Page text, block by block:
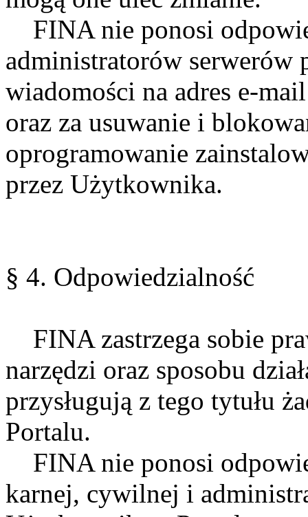
FINA nie ponosi
administratorów serwerów
wiadomości na adres e-
oraz za usuwanie i
oprogramowanie
przez Użytkownika.
§ 4. Odpowiedzialność
FINA zastrzega sobie
narzędzi oraz sposobu
przysługują z tego tytułu
Portalu.
FINA nie ponosi
karnej, cywilnej i